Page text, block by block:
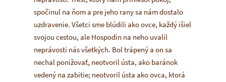
spočinul na ňom a pre jeho rany sa nám dostalo
uzdravenie. Všetci sme blúdili ako ovce, každý išiel
svojou cestou, ale Hospodin na neho uvalil
neprávosti nás všetkých. Bol trápený a on sa
nechal ponižovať, neotvoril ústa, ako baránok
vedený na zabitie; neotvoril ústa ako ovca, ktorá